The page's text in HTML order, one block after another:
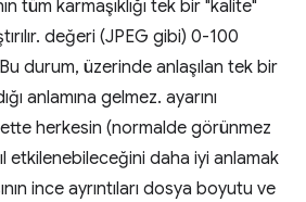
tüm karmaşıklığı tek bir "kalite"
değeri (JPEG gibi) 0-100
durum, üzerinde anlaşılan tek bir
anlamına gelmez. ayarını
herkesin (normalde görünmez
etkilenebileceğini daha iyi anlamak
ince ayrıntıları dosya boyutu ve